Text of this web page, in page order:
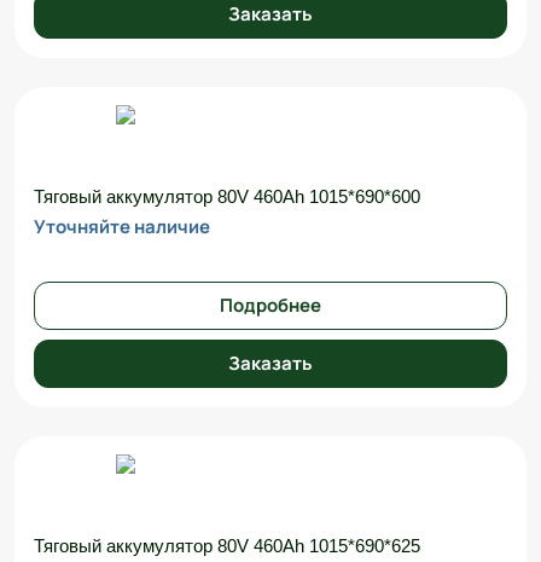
Заказать
Тяговый аккумулятор 80V 460Ah 1015*690*600
Уточняйте наличие
Подробнее
Заказать
Тяговый аккумулятор 80V 460Ah 1015*690*625